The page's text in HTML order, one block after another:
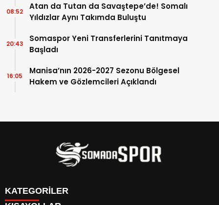
Atan da Tutan da Savaştepe’de! Somalı
Yıldızlar Aynı Takımda Buluştu
08:52
Somaspor Yeni Transferlerini Tanıtmaya
Başladı
20:43
Manisa’nın 2026-2027 Sezonu Bölgesel
Hakem ve Gözlemcileri Açıklandı
16:05
KATEGORİLER